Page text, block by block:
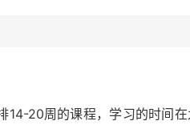
14-20周的课程，学习的时间